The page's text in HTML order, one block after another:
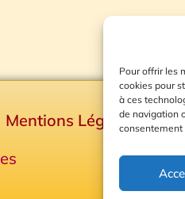
Pour offrir les
cookies pour
à ces
de navigation
consentement
Mentions Légales